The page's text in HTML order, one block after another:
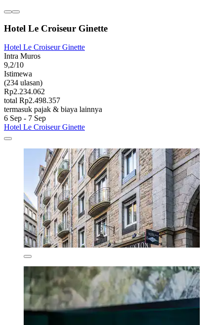
Hotel Le Croiseur Ginette
Hotel Le Croiseur Ginette
Intra Muros
9,2/10
Istimewa
(234 ulasan)
Rp2.234.062
total Rp2.498.357
termasuk pajak & biaya lainnya
6 Sep - 7 Sep
Hotel Le Croiseur Ginette